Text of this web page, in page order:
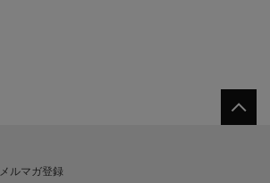
メルマガ登録